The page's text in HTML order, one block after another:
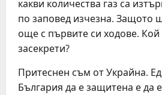
какви количества газ са
по заповед изчезна. Защото
още с първите си ходове. Кой
засекрети?
Притеснен съм от Украйна.
България да е защитена е да